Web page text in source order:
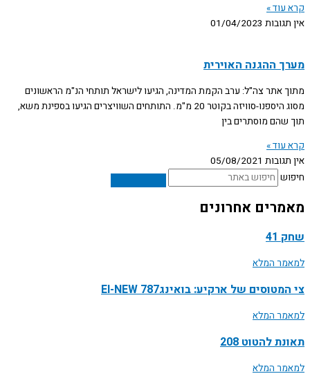
קרא עוד »
אין תגובות 01/04/2023
מערך ההגנה האוירית
מתוך אתר צה"ל: ערב הקמת המדינה, הגיעו לישראל תותחי הנ"מ הראשונים
מסוג היספנו-סוויזה בקוטר 20 מ"מ. התותחים השוויצרים הגיעו בספינת משא,
תוך שהם מוסתרים בין
קרא עוד »
אין תגובות 05/08/2021
חיפוש
מאמרים אחרונים
שחק 41
למאמר המלא
צי המטוסים של ארקיע: בואינג787 EI-NEW
למאמר המלא
תאונת להטוט 208
למאמר המלא